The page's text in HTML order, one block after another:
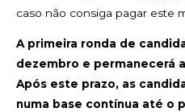
caso não consiga pagar este
A primeira ronda de
dezembro e permanecerá
Após este prazo, as
numa base contínua até o